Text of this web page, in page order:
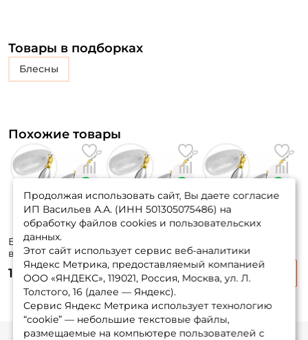
Товары в подборках
блесны
Похожие товары
Блесна
вращающиеся
Chimera SRV 2500
№4 10гр. SLGE
140 ₽
вращающиеся
Chimera SRV 2500
№5 13гр SLGE
140 ₽
вращающиеся
Chimera SRV 2500
№6 18гр SLGE
140 ₽
Продолжая использовать сайт, Вы даете согласие
ИП Васильев А.А. (ИНН 501305075486) на
обработку файлов cookies и пользовательских
данных.
Этот сайт использует сервис веб-аналитики
Яндекс Метрика, предоставляемый компанией
ООО «ЯНДЕКС», 119021, Россия, Москва, ул. Л.
Толстого, 16 (далее — Яндекс).
Сервис Яндекс Метрика использует технологию
“cookie” — небольшие текстовые файлы,
размещаемые на компьютере пользователей с